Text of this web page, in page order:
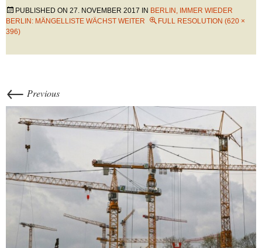
PUBLISHED ON 27. NOVEMBER 2017 IN BERLIN, IMMER WIEDER
BERLIN: MÄNGELLISTE WÄCHST WEITER
FULL RESOLUTION (620 ×
396)
← Previous